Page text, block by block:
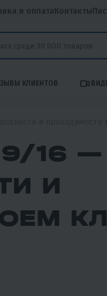
и оплатаКонтакты
КЛИЕНТОВ
16 —
И